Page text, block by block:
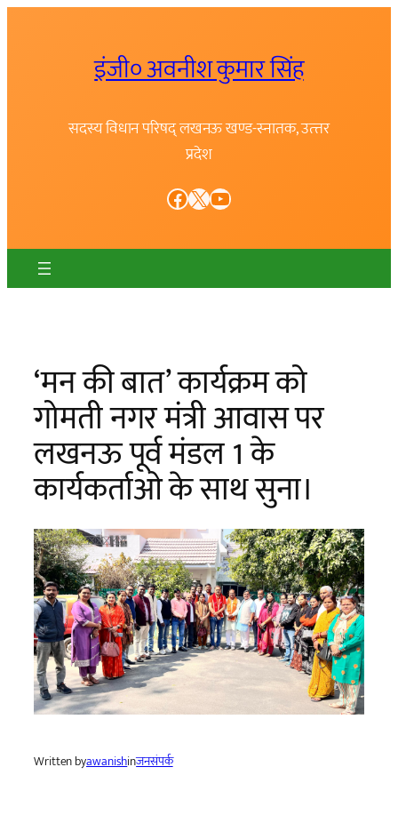
इंजी० अवनीश कुमार सिंह
सदस्य विधान परिषद् लखनऊ खण्ड-स्नातक, उत्त्तर
प्रदेश
Facebook X YouTube
‘मन की बात’ कार्यक्रम को
गोमती नगर मंत्री आवास पर
लखनऊ पूर्व मंडल 1 के
कार्यकर्ताओ के साथ सुना।
Written byawanishinजनसंपर्क